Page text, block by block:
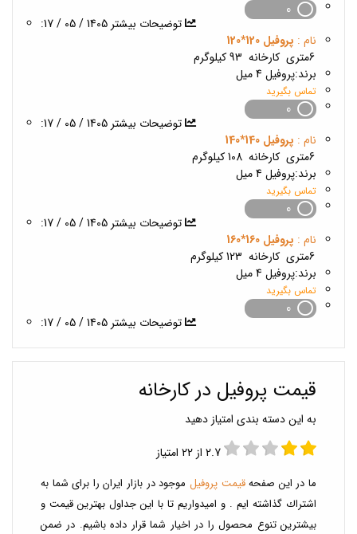
:توضیحات بیشتر
نام : پروفیل 120*120
6متری
کارخانه 93 کیلوگرم
برند:پروفیل 4 میل
تماس بگیرید
:توضیحات بیشتر
نام : پروفیل 140*140
6متری
کارخانه 108 کیلوگرم
برند:پروفیل 4 میل
تماس بگیرید
:توضیحات بیشتر
نام : پروفیل 160*160
6متری
کارخانه 123 کیلوگرم
برند:پروفیل 4 میل
تماس بگیرید
:توضیحات بیشتر
قيمت پروفيل در کارخانه
به این دسته بندی امتیاز دهید
2.7 از 22 امتیاز
ما در این صفحهقیمت پروفیل موجود در بازار ایران را برای شما به
اشتراك گذاشته ایم . و امیدواریم تا با این جداول بهترین قیمت و
بیشترین تنوع محصول را در اخیار شما قرار داده باشیم. در ضمن